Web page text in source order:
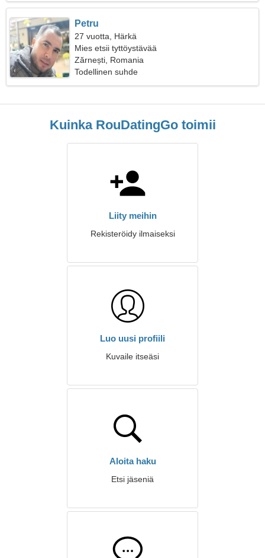
Petru
27 vuotta, Härkä
Mies etsii tyttöystävää
Zărnești, Romania
Todellinen suhde
Kuinka RouDatingGo toimii
Liity meihin
Rekisteröidy ilmaiseksi
Luo uusi profiili
Kuvaile itseäsi
Aloita haku
Etsi jäseniä